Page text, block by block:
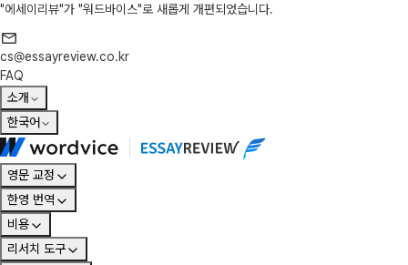
"에세이리뷰"가 "워드바이스"로 새롭게 개편되었습니다.
cs@essayreview.co.kr
FAQ
소개
한국어
영문 교정
한영 번역
비용
리서치 도구